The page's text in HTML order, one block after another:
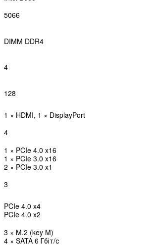
5066
DIMM DDR4
4
128
1 × HDMI, 1 × DisplayPort
4
1 × PCIe 4.0 x16
1 × PCIe 3.0 x16
2 × PCIe 3.0 x1
3
PCIe 4.0 x4
PCIe 4.0 x2
3 × M.2 (key M)
4 × SATA 6 Гбіт/с